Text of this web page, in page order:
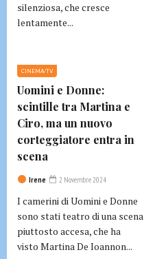
silenziosa, che cresce
lentamente...
CINEMA/TV
Uomini e Donne:
scintille tra Martina e
Ciro, ma un nuovo
corteggiatore entra in
scena
Irene 2 Novembre 2024
I camerini di Uomini e Donne
sono stati teatro di una scena
piuttosto accesa, che ha
visto Martina De Ioannon...